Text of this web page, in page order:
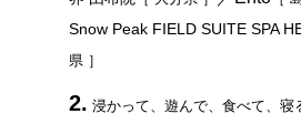
Snow Peak FIELD SUITE SPA
県 ］
2. 浸かって、遊んで、食べて、寝